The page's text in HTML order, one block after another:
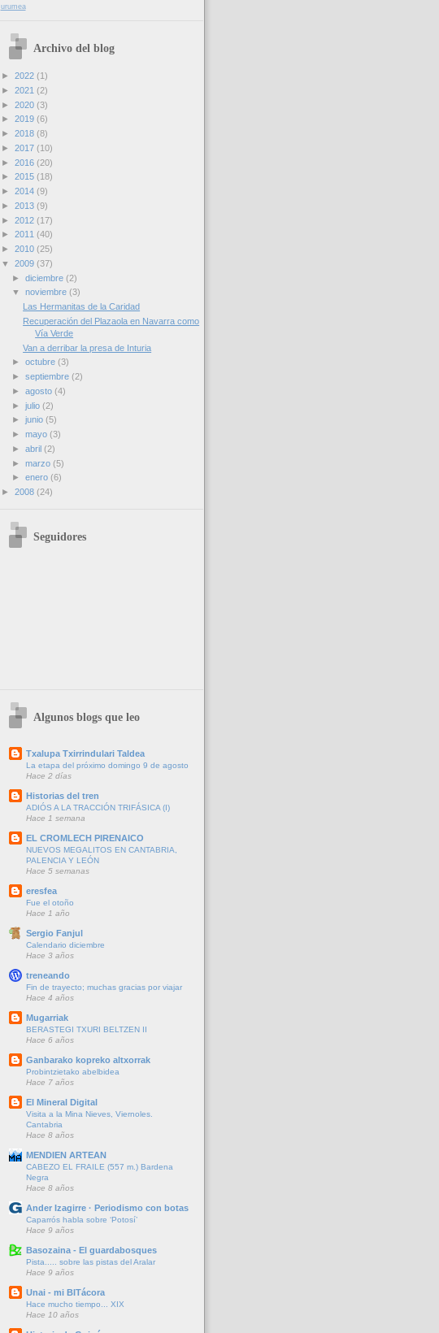
urumea
Archivo del blog
► 2022 (1)
► 2021 (2)
► 2020 (3)
► 2019 (6)
► 2018 (8)
► 2017 (10)
► 2016 (20)
► 2015 (18)
► 2014 (9)
► 2013 (9)
► 2012 (17)
► 2011 (40)
► 2010 (25)
▼ 2009 (37)
► diciembre (2)
▼ noviembre (3)
Las Hermanitas de la Caridad
Recuperación del Plazaola en Navarra como
Vía Verde
Van a derribar la presa de Inturia
► octubre (3)
► septiembre (2)
► agosto (4)
► julio (2)
► junio (5)
► mayo (3)
► abril (2)
► marzo (5)
► enero (6)
► 2008 (24)
Seguidores
Algunos blogs que leo
Txalupa Txirrindulari Taldea
La etapa del próximo domingo 9 de agosto
Hace 2 días
Historias del tren
ADIÓS A LA TRACCIÓN TRIFÁSICA (I)
Hace 1 semana
EL CROMLECH PIRENAICO
NUEVOS MEGALITOS EN CANTABRIA,
PALENCIA Y LEÓN
Hace 5 semanas
eresfea
Fue el otoño
Hace 1 año
Sergio Fanjul
Calendario diciembre
Hace 3 años
treneando
Fin de trayecto; muchas gracias por viajar
Hace 4 años
Mugarriak
BERASTEGI TXURI BELTZEN II
Hace 6 años
Ganbarako kopreko altxorrak
Probintzietako abelbidea
Hace 7 años
El Mineral Digital
Visita a la Mina Nieves, Viernoles.
Cantabria
Hace 8 años
MENDIEN ARTEAN
CABEZO EL FRAILE (557 m.) Bardena
Negra
Hace 8 años
Ander Izagirre · Periodismo con botas
Caparrós habla sobre ‘Potosí’
Hace 9 años
Basozaina - El guardabosques
Pista..... sobre las pistas del Aralar
Hace 9 años
Unai - mi BITácora
Hace mucho tiempo... XIX
Hace 10 años